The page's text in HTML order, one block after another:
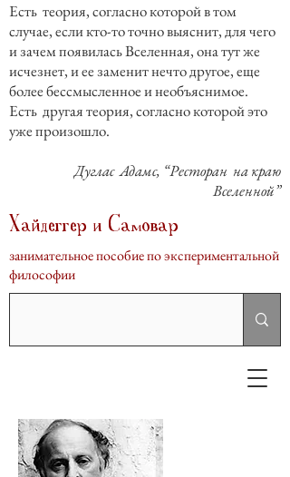
Есть теория, согласно которой в том
случае, если кто-то точно выяснит, для чего
и зачем появилась Вселенная, она тут же
исчезнет, и ее заменит нечто другое, еще
более бессмысленное и необъяснимое.
Есть другая теория, согласно которой это
уже произошло.
Дуглас Адамс, “Ресторан на краю
Вселенной”
Хайдеггер и Самовар
занимательное пособие по экспериментальной
философии